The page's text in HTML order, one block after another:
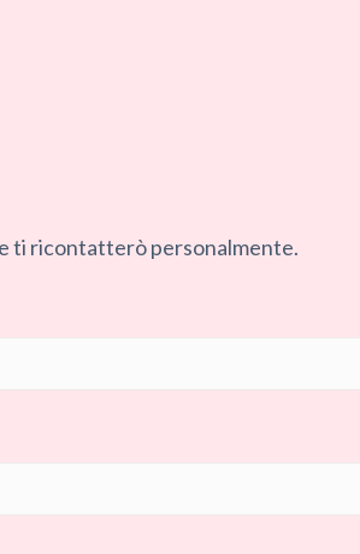
ti ricontatterò personalmente.